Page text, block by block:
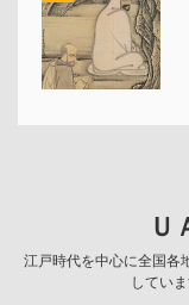
Ｕ
江戸時代を中心に全国各
してい